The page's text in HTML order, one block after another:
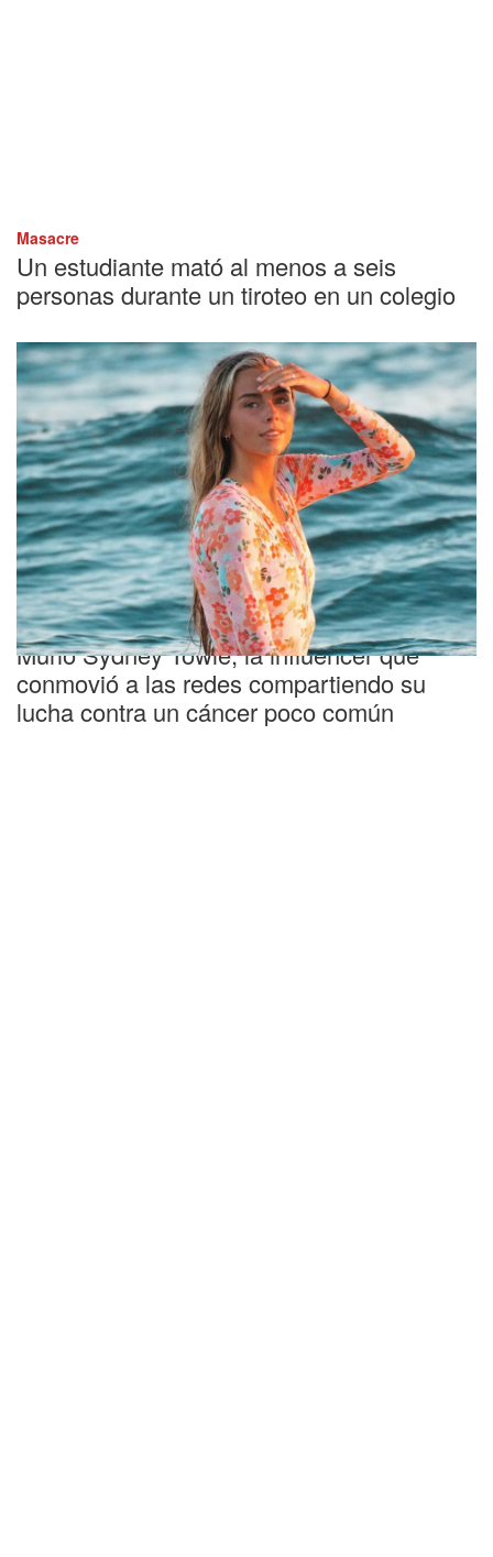
Masacre
Un estudiante mató al menos a seis
personas durante un tiroteo en un colegio
Triste
Murió Sydney Towle, la influencer que
conmovió a las redes compartiendo su
lucha contra un cáncer poco común